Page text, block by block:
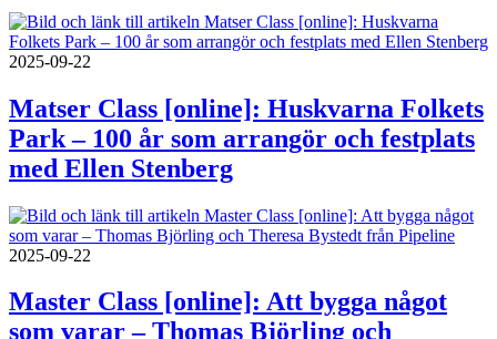
2025-09-22
Matser Class [online]: Huskvarna Folkets
Park – 100 år som arrangör och festplats
med Ellen Stenberg
2025-09-22
Master Class [online]: Att bygga något
som varar – Thomas Björling och